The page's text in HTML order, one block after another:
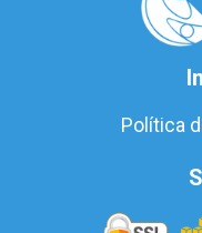
Política